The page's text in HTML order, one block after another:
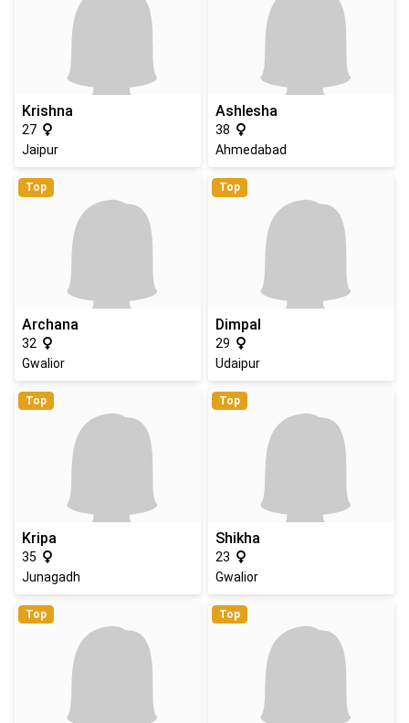
Krishna
27
Jaipur
Ashlesha
38
Ahmedabad
Top
Archana
32
Gwalior
Top
Dimpal
29
Udaipur
Top
Kripa
35
Junagadh
Top
Shikha
23
Gwalior
Top Top